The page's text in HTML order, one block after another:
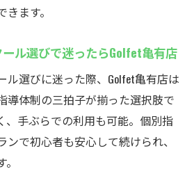
ます。
ル選びで迷ったらGolfet亀有店
ル選びに迷った際、Golfet亀有店は
導体制の三拍子が揃った選択肢で
、手ぶらでの利用も可能。個別指
で初心者も安心して続けられ、